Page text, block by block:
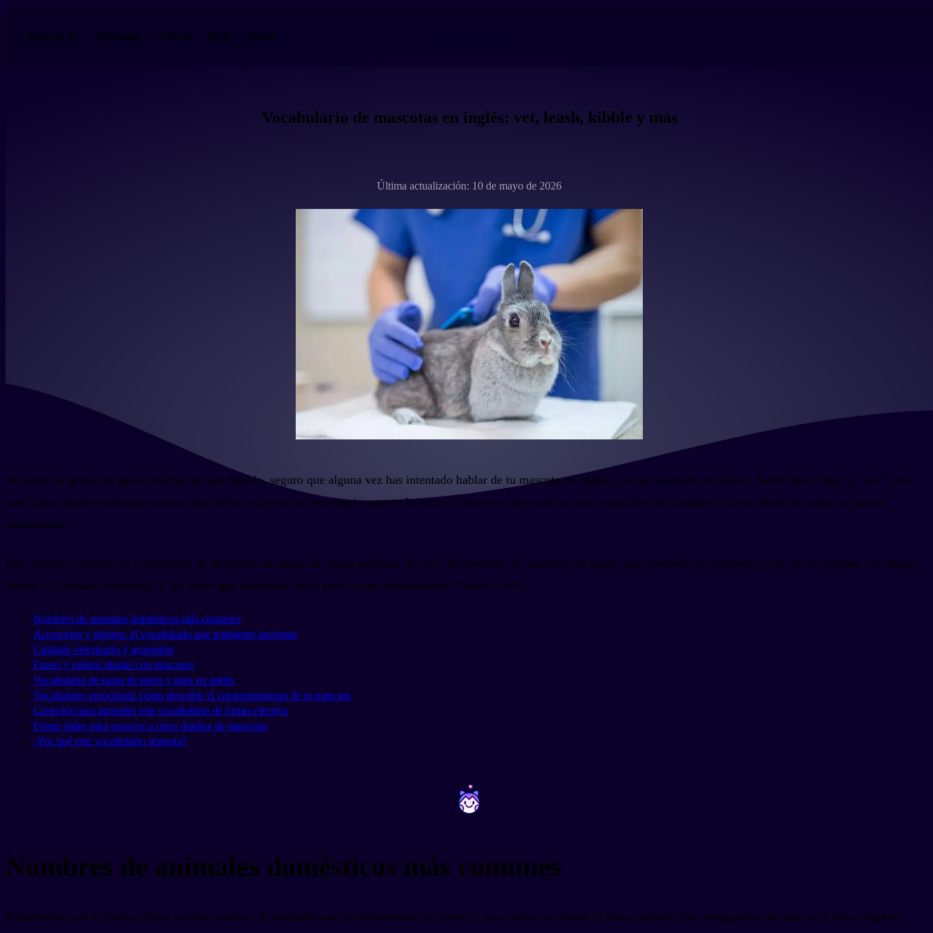
Aprender Descargar Precios Blog Más
Vocabulario de mascotas en inglés: vet, leash, kibble y más
Última actualización: 10 de mayo de 2026
Si tienes un perro, un gato o incluso un pez dorado, seguro que alguna vez has intentado hablar de tu mascota en inglés y te has quedado en blanco. Sabes decir "dog" y "cat", pero
¿qué pasa cuando necesitas explicar que llevas a tu perro al veterinario, que se le acabó la correa o que come un tipo específico de alimento? Ahí es donde las cosas se ponen
interesantes.
Hoy vamos a explorar el vocabulario de mascotas en inglés de forma práctica. No solo los nombres de animales en inglés (que también los veremos), sino los accesorios, las rutinas
diarias, el cuidado veterinario y las frases que realmente vas a usar en una conversación. Vamos a ello.
Nombres de animales domésticos más comunes
Accesorios y objetos: el vocabulario que realmente necesitas
Cuidado veterinario y grooming
Frases y rutinas diarias con mascotas
Vocabulario de razas de perro y gato en inglés
Vocabulario emocional: cómo describir el comportamiento de tu mascota
Consejos para aprender este vocabulario de forma efectiva
Frases útiles para conocer a otros dueños de mascotas
¿Por qué este vocabulario importa?
~ ~
Nombres de animales domésticos más comunes
Empecemos por lo básico. Estos son los nombres de animales que probablemente ya conoces, pero vamos a repasar la lista completa para asegurarnos de que no te falta ninguno: